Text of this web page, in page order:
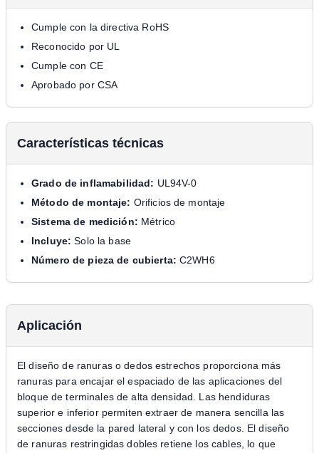
Cumple con la directiva RoHS
Reconocido por UL
Cumple con CE
Aprobado por CSA
Características técnicas
Grado de inflamabilidad: UL94V-0
Método de montaje: Orificios de montaje
Sistema de medición: Métrico
Incluye: Solo la base
Número de pieza de cubierta: C2WH6
Aplicación
El diseño de ranuras o dedos estrechos proporciona más
ranuras para encajar el espaciado de las aplicaciones del
bloque de terminales de alta densidad. Las hendiduras
superior e inferior permiten extraer de manera sencilla las
secciones desde la pared lateral y con los dedos. El diseño
de ranuras restringidas dobles retiene los cables, lo que